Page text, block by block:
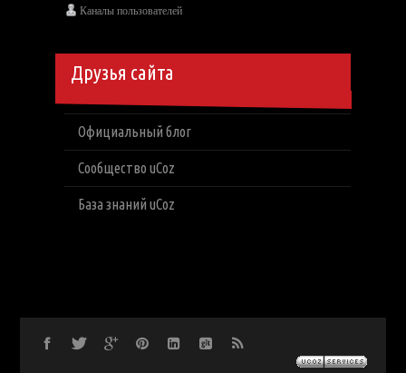
Каналы пользователей
Друзья сайта
Официальный блог
Сообщество uCoz
База знаний uCoz